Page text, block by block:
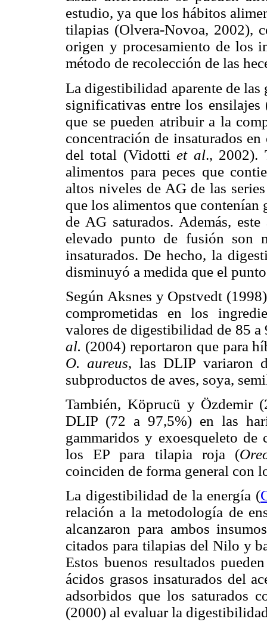
estudio, ya que los hábitos
tilapias (Olvera-Novoa, 2002),
origen y procesamiento de los
método de recolección de las
La digestibilidad aparente de las
significativas entre los
que se pueden atribuir a la
concentración de insaturados
del total (Vidottiet al., 2002).
alimentos para peces que
altos niveles de AG de las
que los alimentos que
de AG saturados. Además,
elevado punto de fusión son
insaturados. De hecho, la
disminuyó a medida que el
Según Aksnes y Opstvedt
comprometidas en los
valores de digestibilidad de 85 a
al. (2004) reportaron que para
O. aureus, las DLIP variaron
subproductos de aves, soya,
También, Köprucü y Özdemir
DLIP (72 a 97,5%) en las
gammaridos y exoesqueleto
los EP para tilapia roja (
coinciden de forma general con
La digestibilidad de la energía (
relación a la metodología de
alcanzaron para ambos
citados para tilapias del Nilo y
Estos buenos resultados
ácidos grasos insaturados del
adsorbidos que los saturados
(2000) al evaluar la